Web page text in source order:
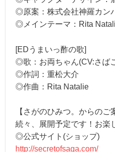
◎原案：株式会社神羅カン
◎メインテーマ：Rita
[EDうまいっ酢の歌]
◎歌：お両ちゃん(CV:さば
◎作詞：重松大介
◎作曲：Rita Natalie
【さがのひみつ。からのご
続々、展開予定です！お楽
◎公式サイト(ショップ)
http://secretofsaga.com/